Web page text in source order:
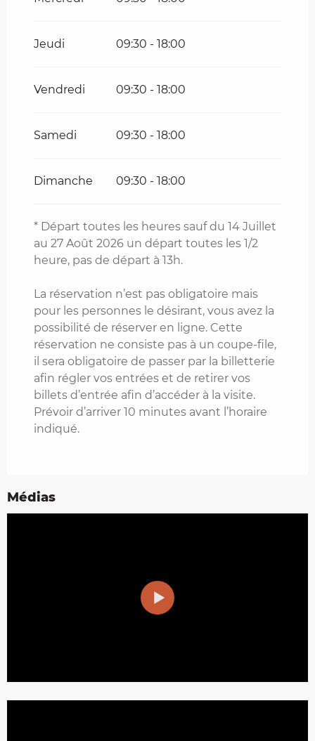
Du 1 octobre 2026 au16 octobre
Du17 octobre 2026au31 octobre
Du1 novembre 2026
novembre 2026
Jeudi 09:30 - 18:00
Vendredi 09:30 - 18:00
Samedi 09:30 - 18:00
Dimanche 09:30 - 18:00
* Départ toutes les heures sauf du 14 Juillet
au 27 Août 2026 un départ toutes les 1/2
heure, pas de départ à 13h.
La réservation n’est pas obligatoire mais
pour les personnes le désirant, vous avez la
possibilité de réserver en ligne. Cette
réservation ne consiste pas à un coupe-file,
il sera obligatoire de passer par la billetterie
afin régler vos entrées et de retirer vos
billets d’entrée afin d’accéder à la visite.
Prévoir d’arriver 10 minutes avant l’horaire
indiqué.
Médias